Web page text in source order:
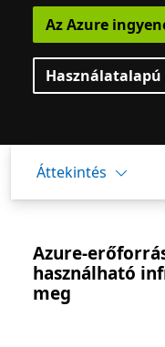
Az Azure
Áttekintés
Azure-
használható
meg